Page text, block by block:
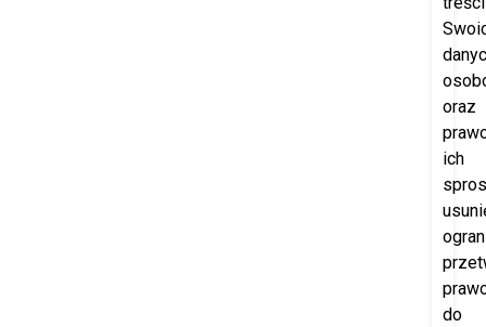
oraz
ich
do